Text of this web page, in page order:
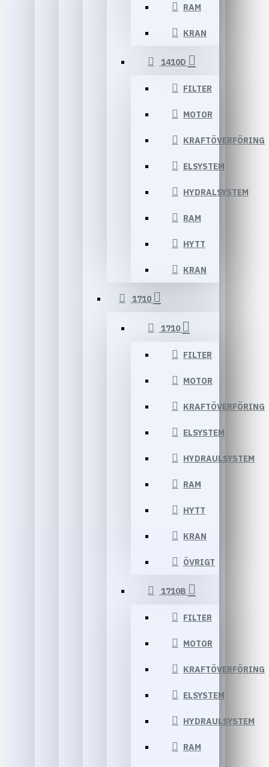
RAM
KRAN
1410D
FILTER
MOTOR
KRAFTÖVERFÖRING
ELSYSTEM
HYDRALSYSTEM
RAM
HYTT
KRAN
1710
1710
FILTER
MOTOR
KRAFTÖVERFÖRING
ELSYSTEM
HYDRAULSYSTEM
RAM
HYTT
KRAN
ÖVRIGT
1710B
FILTER
MOTOR
KRAFTÖVERFÖRING
ELSYSTEM
HYDRAULSYSTEM
RAM